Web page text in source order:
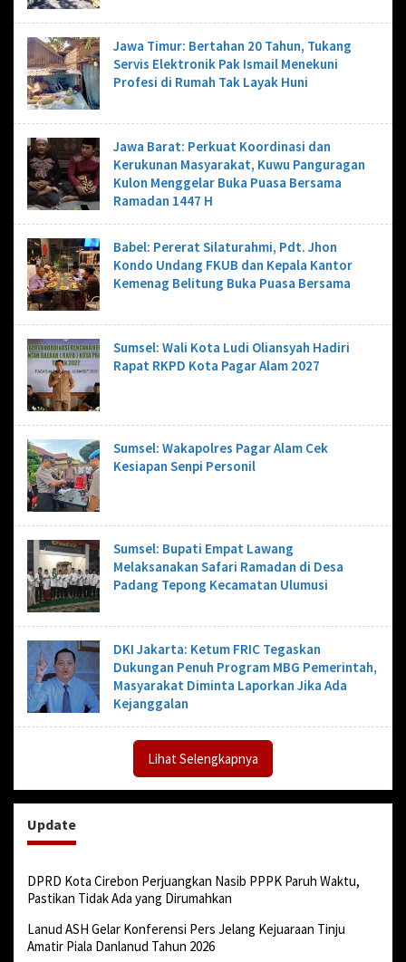
Jawa Timur: Bertahan 20 Tahun, Tukang
Servis Elektronik Pak Ismail Menekuni
Profesi di Rumah Tak Layak Huni
Jawa Barat: Perkuat Koordinasi dan
Kerukunan Masyarakat, Kuwu Panguragan
Kulon Menggelar Buka Puasa Bersama
Ramadan 1447 H
Babel: Pererat Silaturahmi, Pdt. Jhon
Kondo Undang FKUB dan Kepala Kantor
Kemenag Belitung Buka Puasa Bersama
Sumsel: Wali Kota Ludi Oliansyah Hadiri
Rapat RKPD Kota Pagar Alam 2027
Sumsel: Wakapolres Pagar Alam Cek
Kesiapan Senpi Personil
Sumsel: Bupati Empat Lawang
Melaksanakan Safari Ramadan di Desa
Padang Tepong Kecamatan Ulumusi
DKI Jakarta: Ketum FRIC Tegaskan
Dukungan Penuh Program MBG Pemerintah,
Masyarakat Diminta Laporkan Jika Ada
Kejanggalan
Lihat Selengkapnya
Update
DPRD Kota Cirebon Perjuangkan Nasib PPPK Paruh Waktu,
Pastikan Tidak Ada yang Dirumahkan
Lanud ASH Gelar Konferensi Pers Jelang Kejuaraan Tinju
Amatir Piala Danlanud Tahun 2026